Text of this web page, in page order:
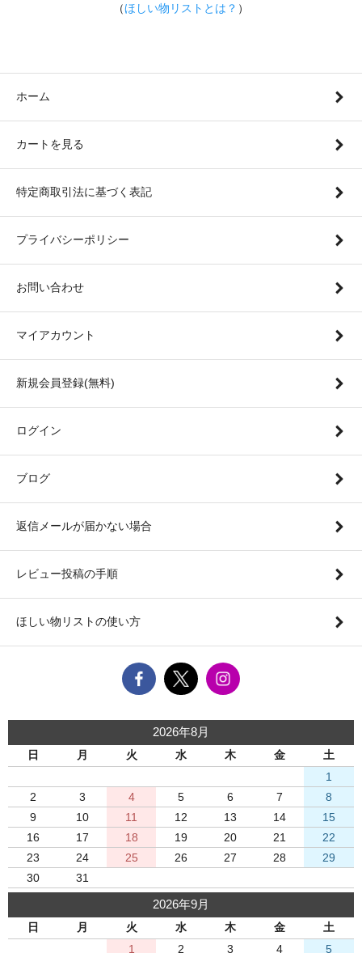
（ほしい物リストとは？ ）
ホーム
カートを見る
特定商取引法に基づく表記
プライバシーポリシー
お問い合わせ
マイアカウント
新規会員登録(無料)
ログイン
ブログ
返信メールが届かない場合
レビュー投稿の手順
ほしい物リストの使い方
2026年8月
日 月 火 水 木 金
土
1
2
3 4 5 6 7
8
9
10 11 12 13 14
15
16
17 18 19 20 21
22
23
24 25 26 27 28
29
30
31
2026年9月
日 月 火 水 木 金
土
1
2 3 4 5